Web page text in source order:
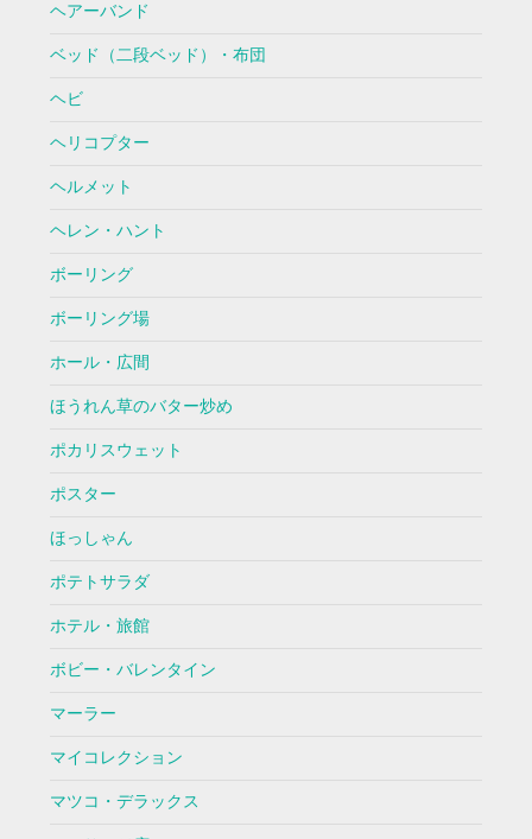
ヘアーバンド
ベッド（二段ベッド）・布団
ヘビ
ヘリコプター
ヘルメット
ヘレン・ハント
ボーリング
ボーリング場
ホール・広間
ほうれん草のバター炒め
ポカリスウェット
ポスター
ほっしゃん
ポテトサラダ
ホテル・旅館
ボビー・バレンタイン
マーラー
マイコレクション
マツコ・デラックス